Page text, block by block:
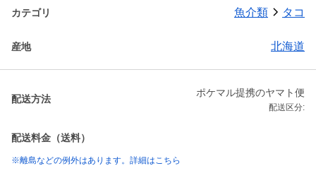
カテゴリ 魚介類 タコ
産地 北海道
配送方法
ポケマル提携のヤマト便
配送区分:
配送料金（送料）
※離島などの例外はあります。詳細はこちら